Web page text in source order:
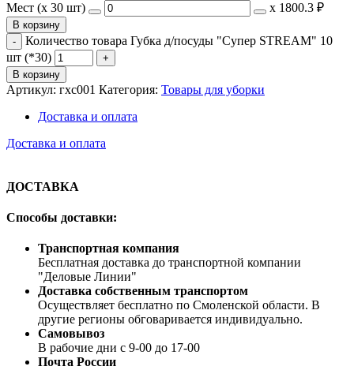
Мест (x 30 шт)
х 1800.3 ₽
В корзину
Количество товара Губка д/посуды "Супер STREAM" 10
шт (*30)
В корзину
Артикул: гхс001 Категория: Товары для уборки
Доставка и оплата
Доставка и оплата
ДОСТАВКА
Способы доставки:
Транспортная компания
Бесплатная доставка до транспортной компании
"Деловые Линии"
Доставка собственным транспортом
Осуществляет бесплатно по Смоленской области. В
другие регионы обговаривается индивидуально.
Самовывоз
В рабочие дни с 9-00 до 17-00
Почта России